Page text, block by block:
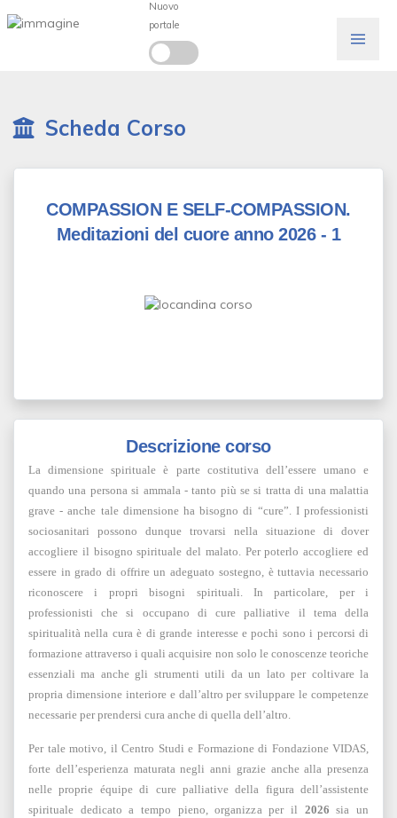
Scheda Corso
COMPASSION E SELF-COMPASSION.
Meditazioni del cuore anno 2026 - 1
Descrizione corso
La dimensione spirituale è parte costitutiva dell’essere umano e
quando una persona si ammala - tanto più se si tratta di una malattia
grave - anche tale dimensione ha bisogno di “cure”. I professionisti
sociosanitari possono dunque trovarsi nella situazione di dover
accogliere il bisogno spirituale del malato. Per poterlo accogliere ed
essere in grado di offrire un adeguato sostegno, è tuttavia necessario
riconoscere i propri bisogni spirituali. In particolare, per i
professionisti che si occupano di cure palliative il tema della
spiritualità nella cura è di grande interesse e pochi sono i percorsi di
formazione attraverso i quali acquisire non solo le conoscenze teoriche
essenziali ma anche gli strumenti utili da un lato per coltivare la
propria dimensione interiore e dall’altro per sviluppare le competenze
necessarie per prendersi cura anche di quella dell’altro.
Per tale motivo, il Centro Studi e Formazione di Fondazione VIDAS,
forte dell’esperienza maturata negli anni grazie anche alla presenza
nelle proprie équipe di cure palliative della figura dell’assistente
spirituale dedicato a tempo pieno, organizza per il 2026 sia un